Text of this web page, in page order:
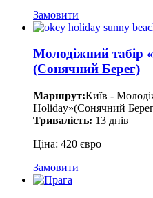
Замовити
Молодіжний табір
(Сонячний Берег)
Маршрут:Київ -
Holiday»(Сонячний
Тривалість: 13 днів
Ціна: 420 євро
Замовити